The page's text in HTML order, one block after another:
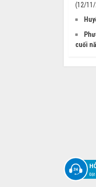
(12/
cuối
Đặt